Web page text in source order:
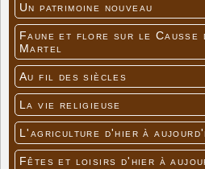
Un patrimoine nouveau
Faune et flore sur le Causse
Martel
Au fil des siècles
La vie religieuse
L'agriculture d'hier à
Fêtes et loisirs d'hier à